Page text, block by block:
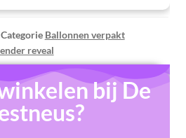
Categorie Ballonnen verpakt
reveal
bij De